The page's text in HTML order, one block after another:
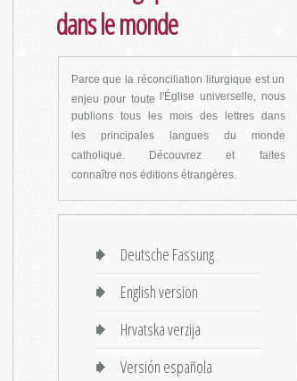
dans le monde
Parce que la réconciliation liturgique est un
enjeu pour toutel'Église universelle, nous
publions tous les mois des lettres dans
les principales langues du monde
catholique. Découvrez et faites
connaître nos éditions étrangères.
Deutsche Fassung
English version
Hrvatska verzija
Versión española